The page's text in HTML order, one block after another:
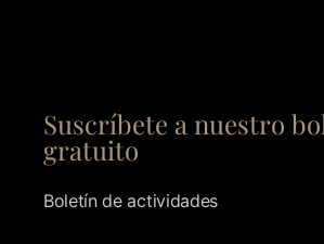
Suscríbete a nuestro
gratuito
Boletín de actividades